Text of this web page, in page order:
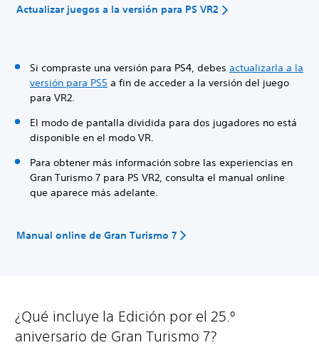
Actualizar juegos a la versión para PS VR2
Si compraste una versión para PS4, debes actualizarla a la
versión para PS5 a fin de acceder a la versión del juego
para VR2.
El modo de pantalla dividida para dos jugadores no está
disponible en el modo VR.
Para obtener más información sobre las experiencias en
Gran Turismo 7 para PS VR2, consulta el manual online
que aparece más adelante.
Manual online de Gran Turismo 7
¿Qué incluye la Edición por el 25.º
aniversario de Gran Turismo 7?